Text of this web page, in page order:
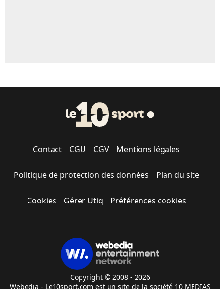
Contact CGU CGV Mentions légales
Politique de protection des données Plan du site
Cookies Gérer Utiq Préférences cookies
Copyright © 2008 - 2026
Webedia - Le10sport.com est un site de la société 10 MEDIAS